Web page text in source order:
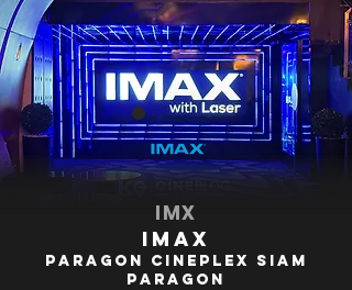
IMX
IMAX
Paragon Cineplex Siam
Paragon